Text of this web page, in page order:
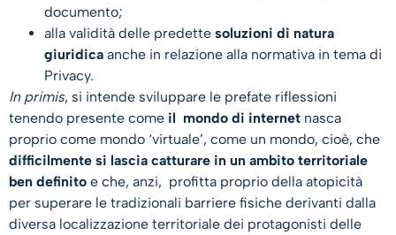
documento;
alla validità delle predette soluzioni di natura
giuridica anche in relazione alla normativa in tema di
Privacy.
In primis, si intende sviluppare le prefate riflessioni
tenendo presente come il mondo di internet nasca
proprio come mondo ‘virtuale’, come un mondo, cioè, che
difficilmente si lascia catturare in un ambito territoriale
ben definito e che, anzi, profitta proprio della atopicità
per superare le tradizionali barriere fisiche derivanti dalla
diversa localizzazione territoriale dei protagonisti delle